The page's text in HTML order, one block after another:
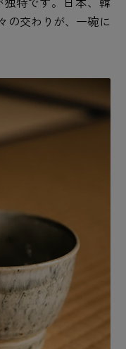
の交わりが、一碗に